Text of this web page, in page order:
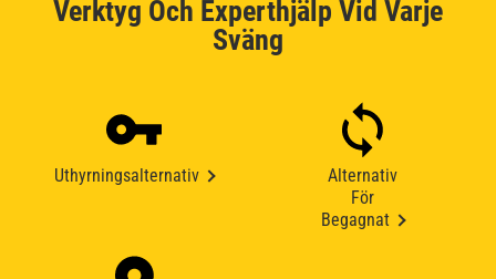
Verktyg Och Experthjälp Vid Varje
Sväng
Uthyrningsalternativ
Alternativ
För
Begagnat